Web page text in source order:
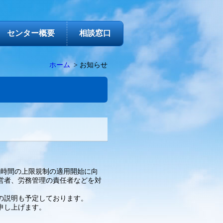
センター概要 相談窓口
ホーム お知らせ
間の上限規制の適用開始に向
者、労務管理の責任者などを対
明も予定しております。
上げます。